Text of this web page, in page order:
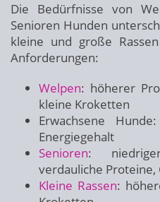
Die Bedürfnisse von
Senioren Hunden
kleine und große
Anforderungen:
Welpen: höherer
kleine Kroketten
Erwachsene
Energiegehalt
Senioren:
verdauliche
Kleine Rassen: